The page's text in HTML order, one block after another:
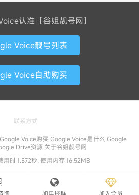
认准【谷姐靓号网】
Voice靓号列表
Voice自助购买
联系方式
Google Voice购买 Google Voice是什么 Google
Drive资源 关于谷姐靓号网
用时 1.572秒, 使用内存 16.52MB